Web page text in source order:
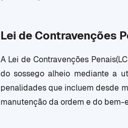
Lei de Contravenções
A Lei de Contravenções
do sossego alheio mediante a
penalidades que incluem desde
manutenção da ordem e do bem-